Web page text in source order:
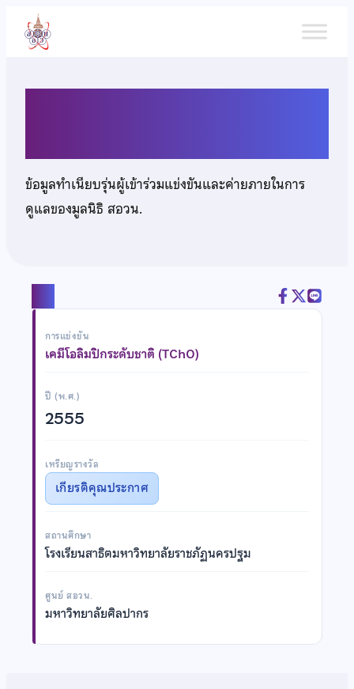
เนื้อหา
ข้อมูลทำเนียบรุ่นผู้เข้าร่วมแข่งขันและค่ายภายในการ
ดูแลของมูลนิธิ สอวน.
การแข่งขัน
เคมีโอลิมปิกระดับชาติ (TChO)
ปี (พ.ศ.)
2555
เหรียญรางวัล
เกียรติคุณประกาศ
สถานศึกษา
โรงเรียนสาธิตมหาวิทยาลัยราชภัฏนครปฐม
ศูนย์ สอวน.
มหาวิทยาลัยศิลปากร